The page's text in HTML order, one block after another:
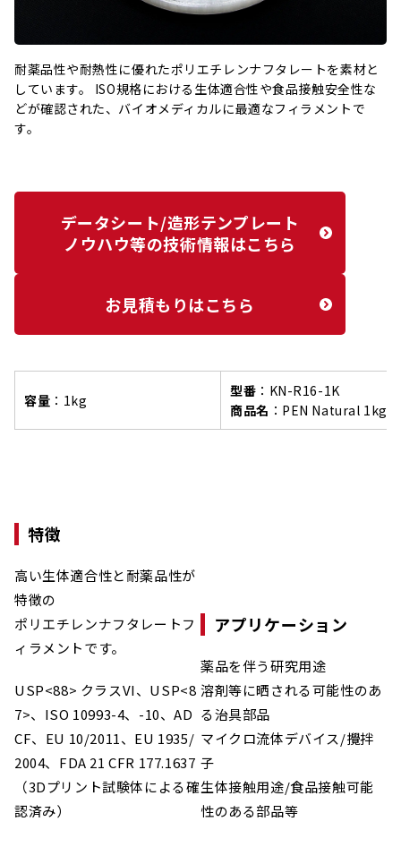
耐薬品性や耐熱性に優れたポリエチレンナフタレートを素材と
しています。 ISO規格における生体適合性や食品接触安全性な
どが確認された、バイオメディカルに最適なフィラメントで
す。
データシート/造形テンプレート
ノウハウ等の技術情報はこちら
お見積もりはこちら
容量 ：1kg
型番 ：KN-R16-1K
商品名 ： PEN Natural 1kg
特徴
高い生体適合性と耐薬品性が
特徴の
ポリエチレンナフタレートフ
ィラメントです。
USP<88> クラスVI、USP<8
7>、ISO 10993-4、-10、AD
CF、EU 10/2011、EU 1935/
2004、FDA 21 CFR 177.1637
（3Dプリント試験体による確
認済み）
アプリケーション
薬品を伴う研究用途
溶剤等に晒される可能性のあ
る治具部品
マイクロ流体デバイス/攪拌
子
生体接触用途/食品接触可能
性のある部品等